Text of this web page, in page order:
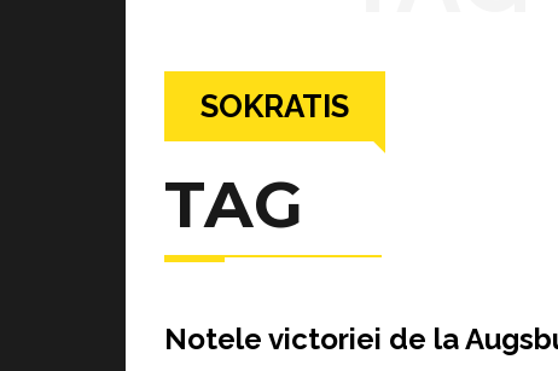
SOKRATIS
TAG
Notele victoriei de la